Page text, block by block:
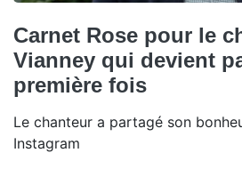
Carnet Rose pour le
Vianney qui devient
première fois
Le chanteur a partagé son
Instagram